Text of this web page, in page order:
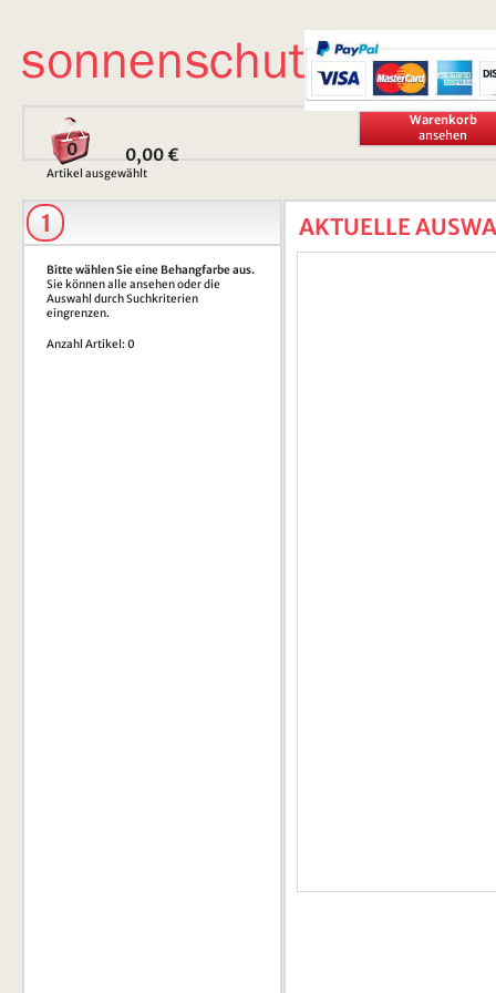
0 0,00 €
Artikel ausgewählt
Warenkorb
ansehen
1 AKTUELLE
Bitte wählen Sie eine Behangfarbe aus.
Sie können alle ansehen oder die
Auswahl durch Suchkriterien
eingrenzen.
Anzahl Artikel: 0